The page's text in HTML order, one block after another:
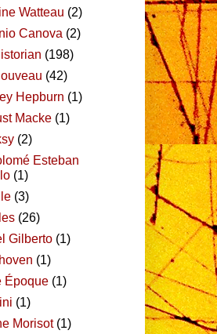
Watteau (2)
Canova (2)
(198)
(42)
Hepburn (1)
Macke (1)
(2)
Esteban
(1)
(3)
(26)
Gilberto (1)
(1)
Époque (1)
(1)
Morisot (1)